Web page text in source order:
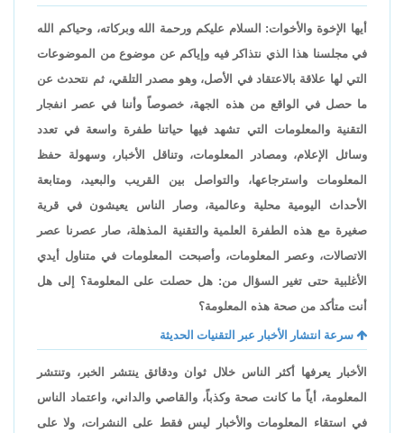
أيها الإخوة والأخوات: السلام عليكم ورحمة الله وبركاته، وحياكم الله
في مجلسنا هذا الذي نتذاكر فيه وإياكم عن موضوع من الموضوعات
التي لها علاقة بالاعتقاد في الأصل، وهو مصدر التلقي، ثم نتحدث عن
ما حصل في الواقع من هذه الجهة، خصوصاً وأننا في عصر انفجار
التقنية والمعلومات التي تشهد فيها حياتنا طفرة واسعة في تعدد
وسائل الإعلام، ومصادر المعلومات، وتناقل الأخبار، وسهولة حفظ
المعلومات واسترجاعها، والتواصل بين القريب والبعيد، ومتابعة
الأحداث اليومية محلية وعالمية، وصار الناس يعيشون في قرية
صغيرة مع هذه الطفرة العلمية والتقنية المذهلة، صار عصرنا عصر
الاتصالات، وعصر المعلومات، وأصبحت المعلومات في متناول أيدي
الأغلبية حتى تغير السؤال من: هل حصلت على المعلومة؟ إلى هل
أنت متأكد من صحة هذه المعلومة؟
سرعة انتشار الأخبار عبر التقنيات الحديثة
الأخبار يعرفها أكثر الناس خلال ثوان ودقائق ينتشر الخبر، وتنتشر
المعلومة، أياً ما كانت صحة وكذباً، والقاصي والداني، واعتماد الناس
في استقاء المعلومات والأخبار ليس فقط على النشرات، ولا على